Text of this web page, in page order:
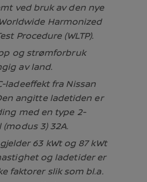
ved bruk av den nye
Harmonized
Procedure (WLTP).
og strømforbruk
av land.
ladeeffekt fra Nissan
angitte ladetiden er
med en type 2-
3) 32A.
63 kWt og 87 kWt
og ladetider er
faktorer slik som bl.a.